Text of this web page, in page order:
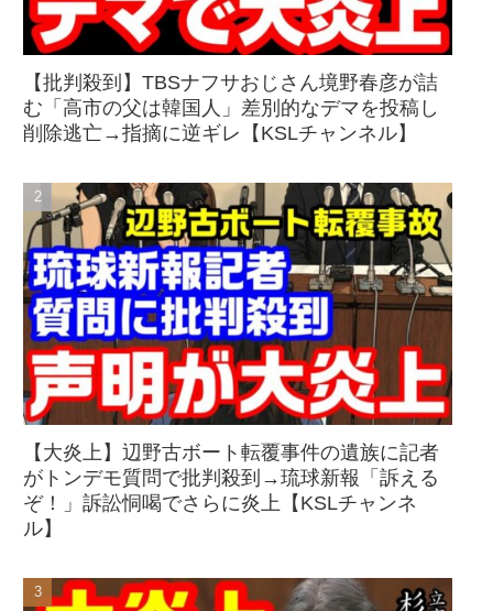
【批判殺到】TBSナフサおじさん境野春彦が詰
む「高市の父は韓国人」差別的なデマを投稿し
削除逃亡→指摘に逆ギレ【KSLチャンネル】
【大炎上】辺野古ボート転覆事件の遺族に記者
がトンデモ質問で批判殺到→琉球新報「訴える
ぞ！」訴訟恫喝でさらに炎上【KSLチャンネ
ル】